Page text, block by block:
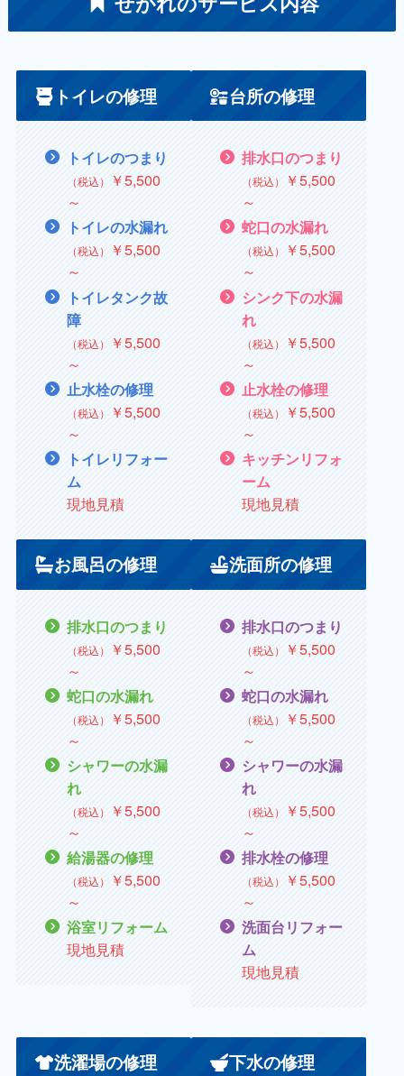
トイレの修理
トイレのつまり
（税込）
￥5,500
～
トイレの水漏れ
（税込）
￥5,500
～
トイレタンク故
障
（税込）
￥5,500
～
止水栓の修理
（税込）
￥5,500
～
トイレリフォー
ム
現地見積
台所の修理
排水口のつまり
（税込）
￥5,500
～
蛇口の水漏れ
（税込）
￥5,500
～
シンク下の水漏
れ
（税込）
￥5,500
～
止水栓の修理
（税込）
￥5,500
～
キッチンリフォ
ーム
現地見積
お風呂の修理
排水口のつまり
（税込）
￥5,500
～
蛇口の水漏れ
（税込）
￥5,500
～
シャワーの水漏
れ
（税込）
￥5,500
～
給湯器の修理
（税込）
￥5,500
～
浴室リフォーム
現地見積
洗面所の修理
排水口のつまり
（税込）
￥5,500
～
蛇口の水漏れ
（税込）
￥5,500
～
シャワーの水漏
れ
（税込）
￥5,500
～
排水栓の修理
（税込）
￥5,500
～
洗面台リフォー
ム
現地見積
洗濯場の修理 下水の修理